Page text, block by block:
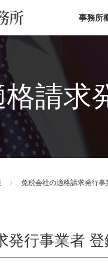
小池税理士事務所
事務所
請求
免税会社の適格請求発行
発行事業者